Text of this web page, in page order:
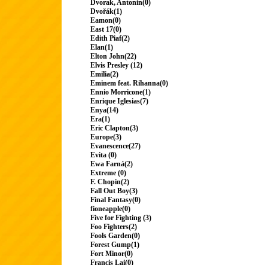
Dvorak, Antonin(0)
Dvořák(1)
Eamon(0)
East 17(0)
Edith Piaf(2)
Elan(1)
Elton John(22)
Elvis Presley (12)
Emilia(2)
Eminem feat. Rihanna(0)
Ennio Morricone(1)
Enrique Iglesias(7)
Enya(14)
Era(1)
Eric Clapton(3)
Europe(3)
Evanescence(27)
Evita (0)
Ewa Farná(2)
Extreme (0)
F. Chopin(2)
Fall Out Boy(3)
Final Fantasy(0)
fioneapple(0)
Five for Fighting (3)
Foo Fighters(2)
Fools Garden(0)
Forest Gump(1)
Fort Minor(0)
Francis Lai(0)